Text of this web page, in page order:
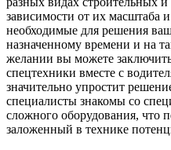
зависимости от их масштаба
необходимые для решения
назначенному времени и на
желании вы можете
спецтехники вместе с
значительно упростит
специалисты знакомы со
сложного оборудования, что
заложенный в технике